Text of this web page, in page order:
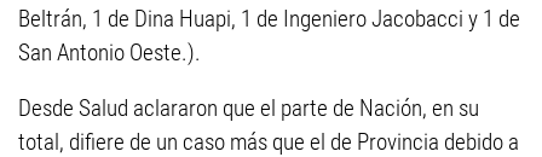
Beltrán, 1 de Dina Huapi, 1 de Ingeniero Jacobacci y 1 de
San Antonio Oeste.).
Desde Salud aclararon que el parte de Nación, en su
total, difiere de un caso más que el de Provincia debido a